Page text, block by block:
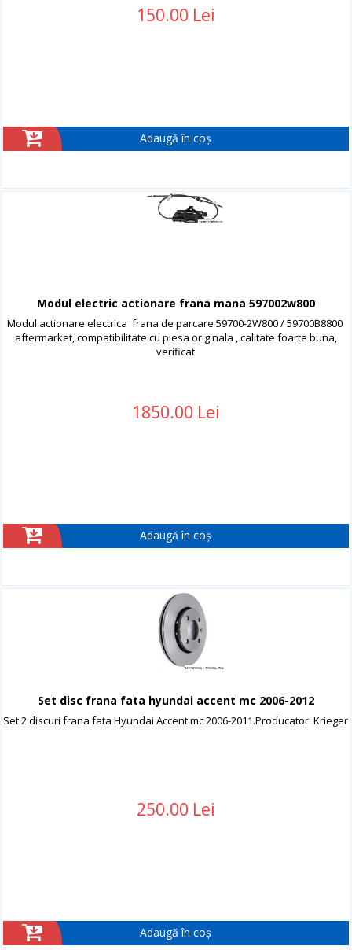
150.00 Lei
Adaugă în coș
Modul electric actionare frana mana 597002w800
Modul actionare electrica frana de parcare 59700-2W800 / 59700B8800
aftermarket, compatibilitate cu piesa originala , calitate foarte buna,
verificat
1850.00 Lei
Adaugă în coș
Set disc frana fata hyundai accent mc 2006-2012
Set 2 discuri frana fata Hyundai Accent mc 2006-2011.Producator Krieger
250.00 Lei
Adaugă în coș